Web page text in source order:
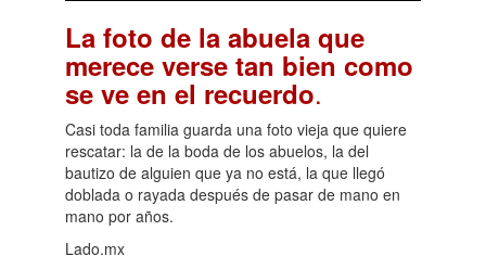
La foto de la abuela que
merece verse tan bien como
se ve en el recuerdo.
Casi toda familia guarda una foto vieja que quiere
rescatar: la de la boda de los abuelos, la del
bautizo de alguien que ya no está, la que llegó
doblada o rayada después de pasar de mano en
mano por años.
Lado.mx